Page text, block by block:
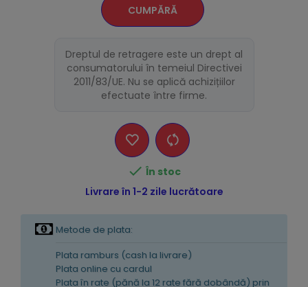
CUMPĂRĂ
Dreptul de retragere este un drept al
consumatorului în temeiul Directivei
2011/83/UE. Nu se aplică achizițiilor
efectuate între firme.
 În stoc
Livrare în 1-2 zile lucrătoare
Metode de plata:
Plata ramburs (cash la livrare)
Plata online cu cardul
Plata în rate (pănă la 12 rate fără dobândă) prin